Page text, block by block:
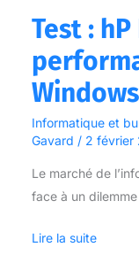
Test :
Windows
Informatique et
Gavard / 2 février
Le marché de
face à un
11
Lire la suite